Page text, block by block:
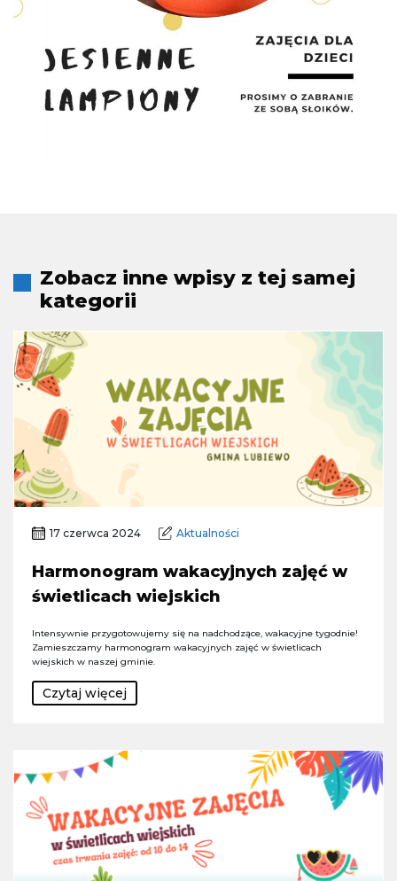
Zobacz inne wpisy z tej samej
kategorii
17 czerwca 2024 Aktualności
Harmonogram wakacyjnych zajęć w
świetlicach wiejskich
Intensywnie przygotowujemy się na nadchodzące, wakacyjne tygodnie!
Zamieszczamy harmonogram wakacyjnych zajęć w świetlicach
wiejskich w naszej gminie.
Czytaj więcej